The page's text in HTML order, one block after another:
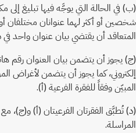
(ب) في الحالة التي يوجَّه فيها تبليغ
شخصين أو أكثر لهما عنوانان مختلفان
المتعاقد أن يقتضي بيان عنوان واحد في
(ج) يجوز أن يتضمن بيان العنوان رقم
إلكتروني، كما يجوز أن يتضمن لأغراض
المبيّن وفقاً للفقرة الفرعية (أ).
(د) تُطبَّق الفقرتان الفرعيتان (أ) و(ج)،
المراسلة.